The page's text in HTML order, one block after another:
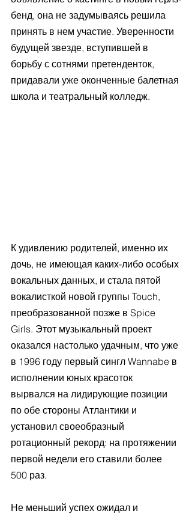
бенд, она не задумываясь решила
принять в нем участие. Уверенности
будущей звезде, вступившей в
борьбу с сотнями претенденток,
придавали уже оконченные балетная
школа и театральный колледж.
К удивлению родителей, именно их
дочь, не имеющая каких-либо особых
вокальных данных, и стала пятой
вокалисткой новой группы Touch,
преобразованной позже в Spice
Girls. Этот музыкальный проект
оказался настолько удачным, что уже
в 1996 году первый сингл Wannabe в
исполнении юных красоток
вырвался на лидирующие позиции
по обе стороны Атлантики и
установил своеобразный
ротационный рекорд: на протяжении
первой недели его ставили более
500 раз.
Не меньший успех ожидал и